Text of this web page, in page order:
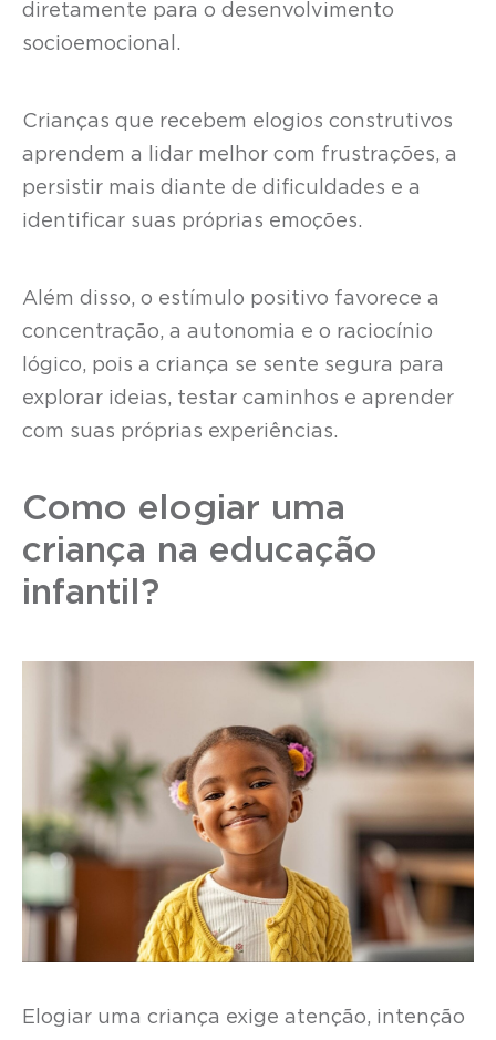
diretamente para o desenvolvimento
socioemocional.
Crianças que recebem elogios construtivos
aprendem a lidar melhor com frustrações, a
persistir mais diante de dificuldades e a
identificar suas próprias emoções.
Além disso, o estímulo positivo favorece a
concentração, a autonomia e o raciocínio
lógico, pois a criança se sente segura para
explorar ideias, testar caminhos e aprender
com suas próprias experiências.
Como elogiar uma
criança na educação
infantil?
Elogiar uma criança exige atenção, intenção